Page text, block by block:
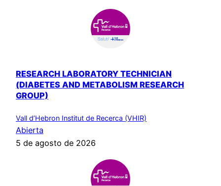
RESEARCH LABORATORY TECHNICIAN
(DIABETES AND METABOLISM RESEARCH
GROUP)
Vall d’Hebron Institut de Recerca (VHIR)
Abierta
5 de agosto de 2026